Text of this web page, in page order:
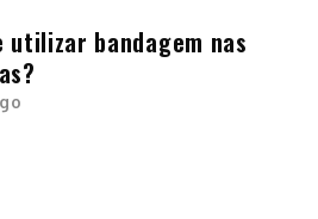
utilizar bandagem nas